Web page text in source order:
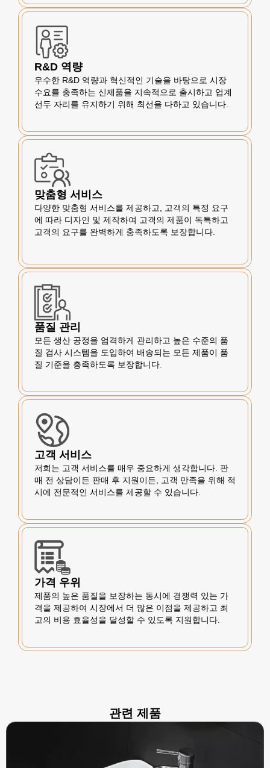
R&D 역량
우수한 R&D 역량과 혁신적인 기술을 바탕으로 시장
수요를 충족하는 신제품을 지속적으로 출시하고 업계
선두 자리를 유지하기 위해 최선을 다하고 있습니다.
맞춤형 서비스
다양한 맞춤형 서비스를 제공하고, 고객의 특정 요구
에 따라 디자인 및 제작하여 고객의 제품이 독특하고
고객의 요구를 완벽하게 충족하도록 보장합니다.
품질 관리
모든 생산 공정을 엄격하게 관리하고 높은 수준의 품
질 검사 시스템을 도입하여 배송되는 모든 제품이 품
질 기준을 충족하도록 보장합니다.
고객 서비스
저희는 고객 서비스를 매우 중요하게 생각합니다. 판
매 전 상담이든 판매 후 지원이든, 고객 만족을 위해 적
시에 전문적인 서비스를 제공할 수 있습니다.
가격 우위
제품의 높은 품질을 보장하는 동시에 경쟁력 있는 가
격을 제공하여 시장에서 더 많은 이점을 제공하고 최
고의 비용 효율성을 달성할 수 있도록 지원합니다.
관련 제품